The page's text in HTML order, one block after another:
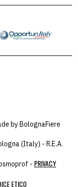
by BolognaFiere
(Italy) - R.E.A.
- PRIVACY
ETICO